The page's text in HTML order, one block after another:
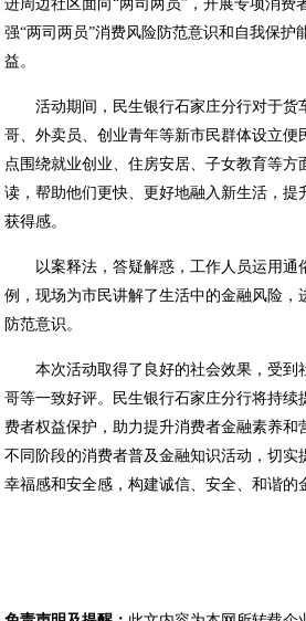
进周边社区面向“两司两员”，开展专项消费
强“两司两员”消费风险防范意识和自我保护
益。
活动期间，民生银行石家庄分行对于货
哥、外卖员、创业青年等新市民群体设立便
点围绕就业创业、住房安居、子女教育等方
读，帮助他们更快、更好地融入新生活，提
获得感。
以案释法，答疑解惑，工作人员运用通
例，现场为市民讲解了生活中的金融风险，
防范意识。
本次活动取得了良好的社会效果，受到
哥等一致好评。民生银行石家庄分行将持续
费者权益保护，助力提升消费者金融素养和
不同阶段的消费者普及金融知识活动，切实
幸福感和安全感，构建诚信、安全、和谐的